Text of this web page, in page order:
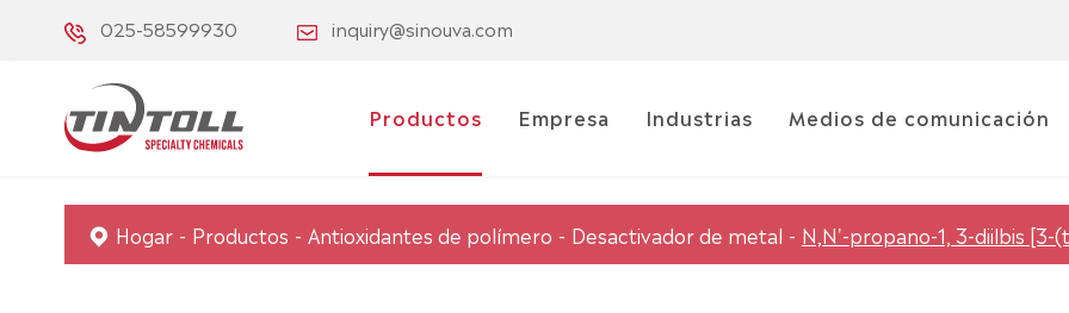
025-58599930 inquiry@sinouva.com
Productos Empresa Industrias Medios de comunicación
Hogar Productos Antioxidantes de polímero Desactivador de metal N,N'-propano-1, 3-diilbis